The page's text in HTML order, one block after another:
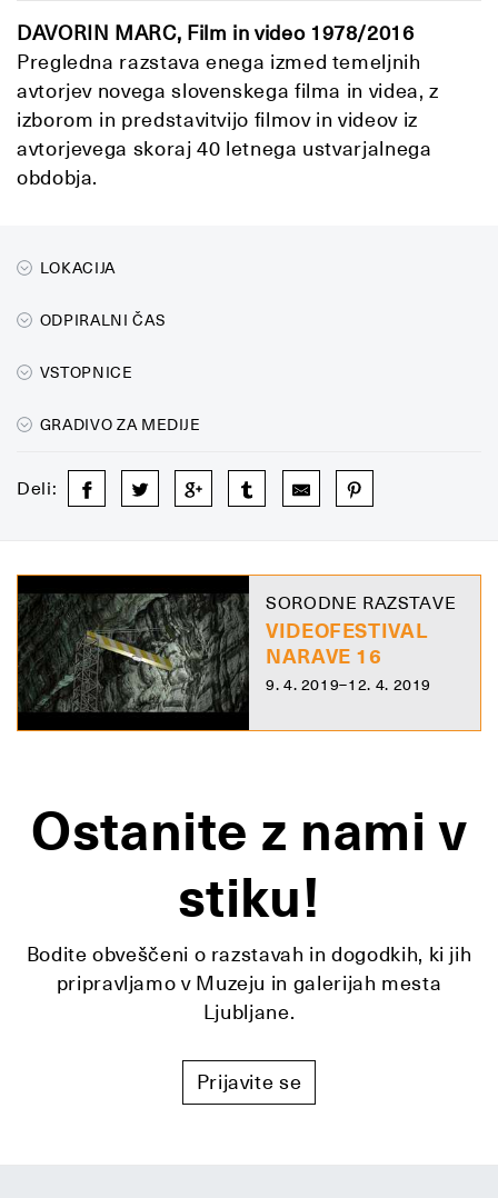
DAVORIN MARC, Film in video 1978/2016
Pregledna razstava enega izmed temeljnih
avtorjev novega slovenskega filma in videa, z
izborom in predstavitvijo filmov in videov iz
avtorjevega skoraj 40 letnega ustvarjalnega
obdobja.
LOKACIJA
ODPIRALNI ČAS
VSTOPNICE
GRADIVO ZA MEDIJE
Deli:
SORODNE RAZSTAVE
VIDEOFESTIVAL
NARAVE 16
9. 4. 2019–12. 4. 2019
Ostanite z nami v
stiku!
Bodite obveščeni o razstavah in dogodkih, ki jih
pripravljamo v Muzeju in galerijah mesta
Ljubljane.
Prijavite se